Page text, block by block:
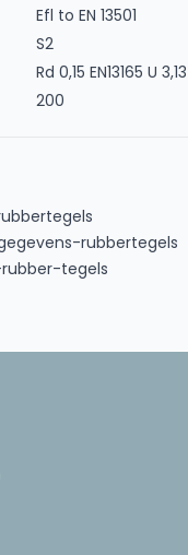
Efl to EN 13501
S2
Rd 0,15 EN13165 U
200
rubbertegels
tegels